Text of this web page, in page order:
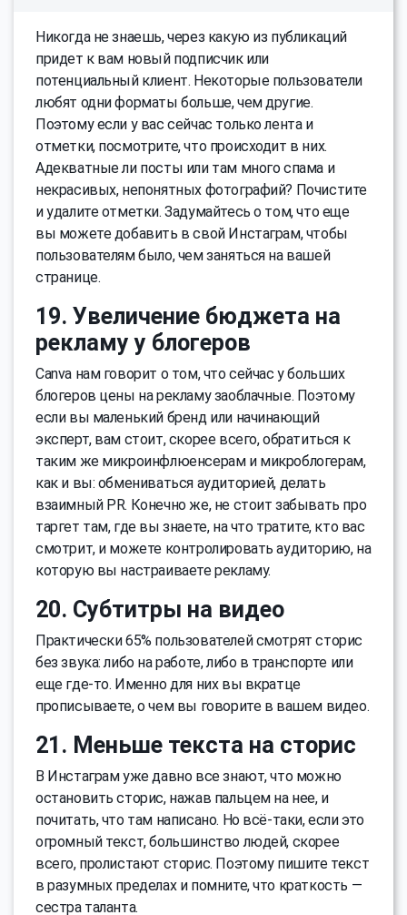
Никогда не знаешь, через какую из публикаций
придет к вам новый подписчик или
потенциальный клиент. Некоторые пользователи
любят одни форматы больше, чем другие.
Поэтому если у вас сейчас только лента и
отметки, посмотрите, что происходит в них.
Адекватные ли посты или там много спама и
некрасивых, непонятных фотографий? Почистите
и удалите отметки. Задумайтесь о том, что еще
вы можете добавить в свой Инстаграм, чтобы
пользователям было, чем заняться на вашей
странице.
19. Увеличение бюджета на
рекламу у блогеров
Canva нам говорит о том, что сейчас у больших
блогеров цены на рекламу заоблачные. Поэтому
если вы маленький бренд или начинающий
эксперт, вам стоит, скорее всего, обратиться к
таким же микроинфлюенсерам и микроблогерам,
как и вы: обмениваться аудиторией, делать
взаимный PR. Конечно же, не стоит забывать про
таргет там, где вы знаете, на что тратите, кто вас
смотрит, и можете контролировать аудиторию, на
которую вы настраиваете рекламу.
20. Субтитры на видео
Практически 65% пользователей смотрят сторис
без звука: либо на работе, либо в транспорте или
еще где-то. Именно для них вы вкратце
прописываете, о чем вы говорите в вашем видео.
21. Меньше текста на сторис
В Инстаграм уже давно все знают, что можно
остановить сторис, нажав пальцем на нее, и
почитать, что там написано. Но всё-таки, если это
огромный текст, большинство людей, скорее
всего, пролистают сторис. Поэтому пишите текст
в разумных пределах и помните, что краткость —
сестра таланта.